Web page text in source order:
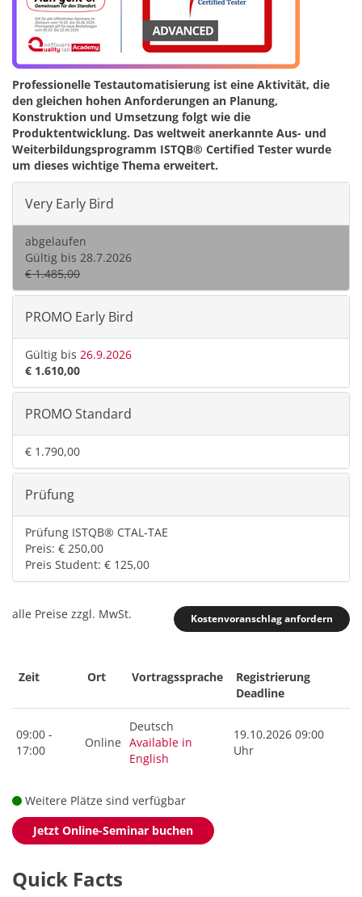
Professionelle Testautomatisierung ist eine Aktivität, die
den gleichen hohen Anforderungen an Planung,
Konstruktion und Umsetzung folgt wie die
Produktentwicklung. Das weltweit anerkannte Aus- und
Weiterbildungsprogramm ISTQB® Certified Tester wurde
um dieses wichtige Thema erweitert.
Very Early Bird
abgelaufen
Gültig bis 28.7.2026
€ 1.485,00
PROMO Early Bird
Gültig bis 26.9.2026
€ 1.610,00
PROMO Standard
€ 1.790,00
Prüfung
Prüfung ISTQB® CTAL-TAE
Preis: € 250,00
Preis Student: € 125,00
Kostenvoranschlag anfordern
alle Preise zzgl. MwSt.
Zeit Ort Vortragssprache
Registrierung
Deadline
09:00 -
17:00
Online
Deutsch
Available in
English
19.10.2026 09:00
Uhr
Weitere Plätze sind verfügbar
Jetzt Online-Seminar buchen
Quick Facts